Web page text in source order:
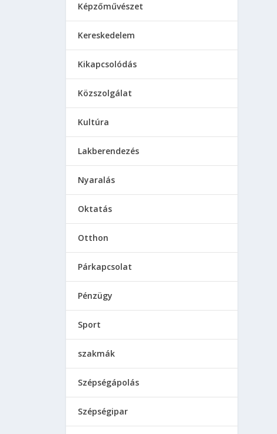
Képzőművészet
Kereskedelem
Kikapcsolódás
Közszolgálat
Kultúra
Lakberendezés
Nyaralás
Oktatás
Otthon
Párkapcsolat
Pénzügy
Sport
szakmák
Szépségápolás
Szépségipar